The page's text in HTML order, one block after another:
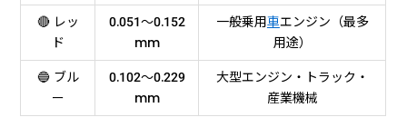
🔴 レッ
ド
0.051〜0.152
mm
一般乗用車エンジン（最多
用途）
🔵 ブル
ー
0.102〜0.229
mm
大型エンジン・トラック・
産業機械